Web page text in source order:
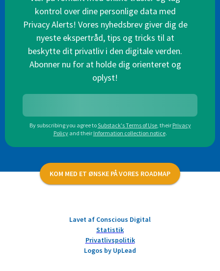
kontrol over dine personlige data med
Privacy Alerts! Vores nyhedsbrev giver dig de
nyeste ekspertråd, tips og tricks til at
beskytte dit privatliv i den digitale verden.
Abonner nu for at holde dig orienteret og
oplyst!
By subscribing you agree toSubstack's Terms of Use, their Privacy
Policy and their Information collection notice.
KOM MED ET ØNSKE PÅ VORES ROADMAP
Lavet af Conscious Digital
Statistik
Privatlivspolitik
Logos by UpLead